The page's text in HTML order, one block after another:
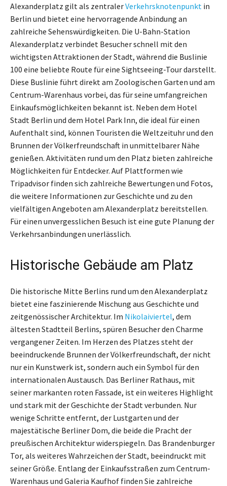
Alexanderplatz gilt als zentralerVerkehrsknotenpunkt in
Berlin und bietet eine hervorragende Anbindung an
zahlreiche Sehenswürdigkeiten. Die U-Bahn-Station
Alexanderplatz verbindet Besucher schnell mit den
wichtigsten Attraktionen der Stadt, während die Buslinie
100 eine beliebte Route für eine Sightseeing-Tour darstellt.
Diese Buslinie führt direkt am Zoologischen Garten und am
Centrum-Warenhaus vorbei, das für seine umfangreichen
Einkaufsmöglichkeiten bekannt ist. Neben dem Hotel
Stadt Berlin und dem Hotel Park Inn, die ideal für einen
Aufenthalt sind, können Touristen die Weltzeituhr und den
Brunnen der Völkerfreundschaft in unmittelbarer Nähe
genießen. Aktivitäten rund um den Platz bieten zahlreiche
Möglichkeiten für Entdecker. Auf Plattformen wie
Tripadvisor finden sich zahlreiche Bewertungen und Fotos,
die weitere Informationen zur Geschichte und zu den
vielfältigen Angeboten am Alexanderplatz bereitstellen.
Für einen unvergesslichen Besuch ist eine gute Planung der
Verkehrsanbindungen unerlässlich.
Historische Gebäude am Platz
Die historische Mitte Berlins rund um den Alexanderplatz
bietet eine faszinierende Mischung aus Geschichte und
zeitgenössischer Architektur. Im Nikolaiviertel, dem
ältesten Stadtteil Berlins, spüren Besucher den Charme
vergangener Zeiten. Im Herzen des Platzes steht der
beeindruckende Brunnen der Völkerfreundschaft, der nicht
nur ein Kunstwerk ist, sondern auch ein Symbol für den
internationalen Austausch. Das Berliner Rathaus, mit
seiner markanten roten Fassade, ist ein weiteres Highlight
und stark mit der Geschichte der Stadt verbunden. Nur
wenige Schritte entfernt, der Lustgarten und der
majestätische Berliner Dom, die beide die Pracht der
preußischen Architektur widerspiegeln. Das Brandenburger
Tor, als weiteres Wahrzeichen der Stadt, beeindruckt mit
seiner Größe. Entlang der Einkaufsstraßen zum Centrum-
Warenhaus und Galeria Kaufhof finden Sie zahlreiche